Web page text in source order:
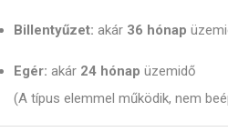
Billentyűzet: akár 36 hónap
Egér: akár 24 hónap üzemidő
(A típus elemmel működik, nem